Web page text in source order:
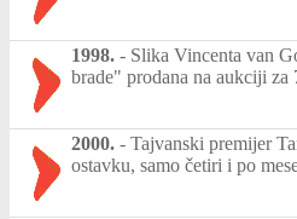
1998. - Slika Vincenta van
brade" prodana na aukciji za
2000. - Tajvanski premijer
ostavku, samo četiri i po